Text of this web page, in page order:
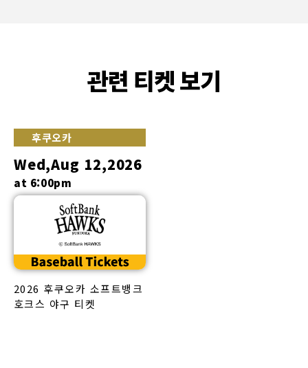
관련 티켓 보기
후쿠오카
Wed,Aug 12,2026
at 6:00pm
2026 후쿠오카 소프트뱅크
호크스 야구 티켓